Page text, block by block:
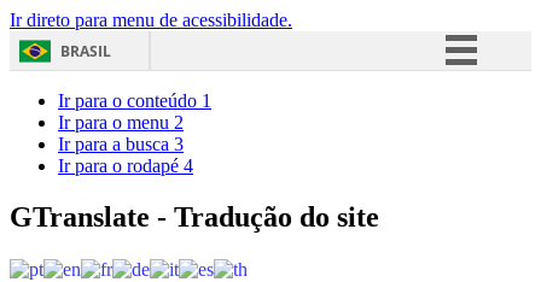
Ir direto para menu de acessibilidade.
BRASIL
Acesso à informação
Ir para o conteúdo 1
Ir para o menu 2
Ir para a busca 3
Ir para o rodapé 4
GTranslate - Tradução do site